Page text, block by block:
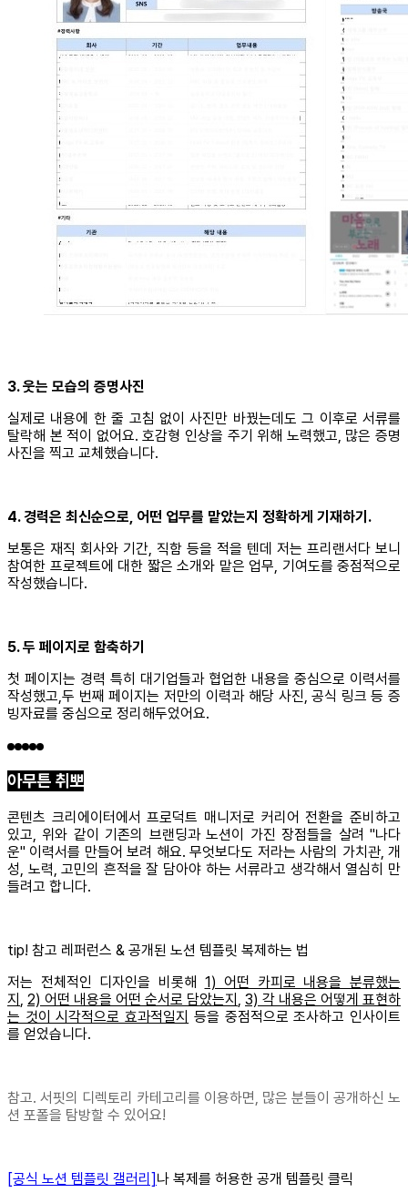
3. 웃는 모습의 증명사진
실제로 내용에 한 줄 고침 없이 사진만 바꿨는데도 그 이후로 서류를
탈락해 본 적이 없어요. 호감형 인상을 주기 위해 노력했고, 많은 증명
사진을 찍고 교체했습니다.
4. 경력은 최신순으로, 어떤 업무를 맡았는지 정확하게 기재하기.
보통은 재직 회사와 기간, 직함 등을 적을 텐데 저는 프리랜서다 보니
참여한 프로젝트에 대한 짧은 소개와 맡은 업무, 기여도를 중점적으로
작성했습니다.
5. 두 페이지로 함축하기
첫 페이지는 경력 특히 대기업들과 협업한 내용을 중심으로 이력서를
작성했고,두 번째 페이지는 저만의 이력과 해당 사진, 공식 링크 등 증
빙자료를 중심으로 정리해두었어요.
아무튼 취뽀
콘텐츠 크리에이터에서 프로덕트 매니저로 커리어 전환을 준비하고
있고, 위와 같이 기존의 브랜딩과 노션이 가진 장점들을 살려 "나다
운" 이력서를 만들어 보려 해요. 무엇보다도 저라는 사람의 가치관, 개
성, 노력, 고민의 흔적을 잘 담아야 하는 서류라고 생각해서 열심히 만
들려고 합니다.
tip! 참고 레퍼런스 & 공개된 노션 템플릿 복제하는 법
저는 전체적인 디자인을 비롯해 1) 어떤 카피로 내용을 분류했는
지, 2) 어떤 내용을 어떤 순서로 담았는지, 3) 각 내용은 어떻게 표현하
는 것이 시각적으로 효과적일지 등을 중점적으로 조사하고 인사이트
를 얻었습니다.
참고. 서핏의 디렉토리 카테고리를 이용하면, 많은 분들이 공개하신 노
션 포폴을 탐방할 수 있어요!
[공식 노션 템플릿 갤러리] 나 복제를 허용한 공개 템플릿 클릭